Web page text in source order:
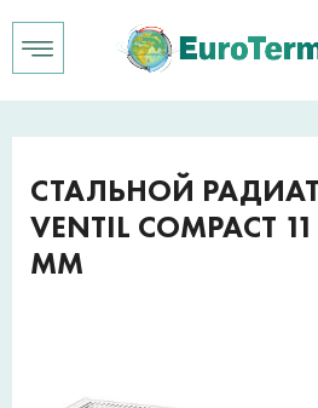
СТАЛЬНОЙ
VENTIL COMPACT
ММ